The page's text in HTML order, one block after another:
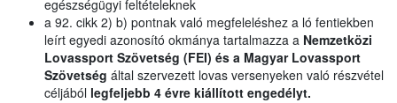
egészségügyi feltételeknek
a 92. cikk 2) b) pontnak való megfeleléshez a ló fentiekben
leírt egyedi azonosító okmánya tartalmazza a Nemzetközi
Lovassport Szövetség (FEI) és a Magyar Lovassport
Szövetség által szervezett lovas versenyeken való részvétel
céljából legfeljebb 4 évre kiállított engedélyt.